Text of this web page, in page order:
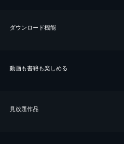
ダウンロード機能
動画も書籍も楽しめる
⾒放題作品